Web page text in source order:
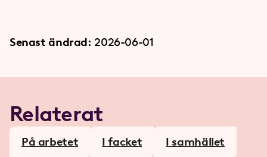
Senast ändrad: 2026-06-01
Relaterat
På arbetet I facket I samhället